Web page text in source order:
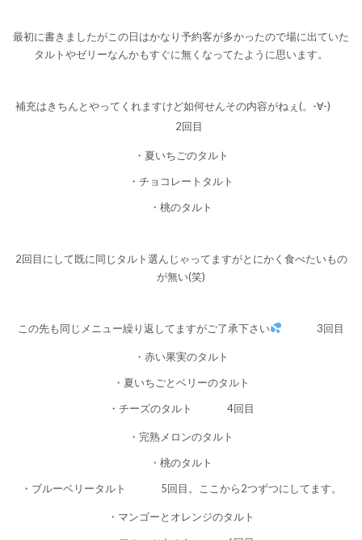
最初に書きましたがこの日はかなり予約客が多かったので場に出ていた
タルトやゼリーなんかもすぐに無くなってたように思います。
補充はきちんとやってくれますけど如何せんその内容がねぇ(。-∀-)
2回目
・夏いちごのタルト
・チョコレートタルト
・桃のタルト
2回目にして既に同じタルト選んじゃってますがとにかく食べたいもの
が無い(笑)
この先も同じメニュー繰り返してますがご了承下さい 3回目
・赤い果実のタルト
・夏いちごとベリーのタルト
・チーズのタルト
4回目
・完熟メロンのタルト
・桃のタルト
・ブルーベリータルト
5回目。ここから2つずつにしてます。
・マンゴーとオレンジのタルト